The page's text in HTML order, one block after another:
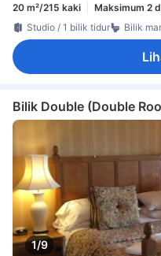
20 m²/215 kaki Maksimum 2
Studio / 1 bilik tidur
Bilik
Bilik Double (Double
1/9